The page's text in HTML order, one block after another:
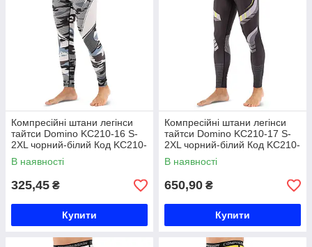
Компресійні штани легінси
тайтси Domino KC210-16 S-
2XL чорний-білий Код KC210-
16
В наявності
325,45 ₴
Купити
Компресійні штани легінси
тайтси Domino KC210-17 S-
2XL чорний-білий Код KC210-
17
В наявності
650,90 ₴
Купити